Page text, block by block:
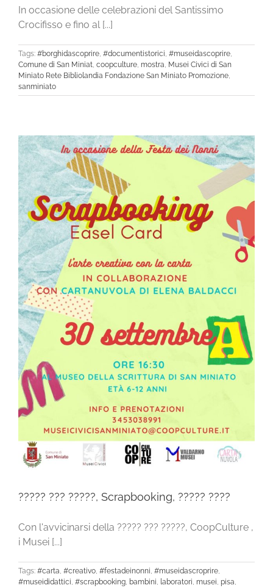
In occasione delle celebrazioni del Santissimo
Crocifisso e fino al [...]
Tags: #borghidascoprire, #documentistorici, #museidascoprire,
Comune di San Miniat, coopculture, mostra, Musei Civici di San
Miniato Rete Bibliolandia Fondazione San Miniato Promozione,
sanminiato
????? ??? ?????, Scrapbooking, ????? ????
Con l'avvicinarsi della ????? ??? ?????, CoopCulture ,
i Musei [...]
Tags: #carta, #creativo, #festadeinonni, #museidascroprire,
#museididattici, #scrapbooking, bambini, laboratori, musei, pisa,